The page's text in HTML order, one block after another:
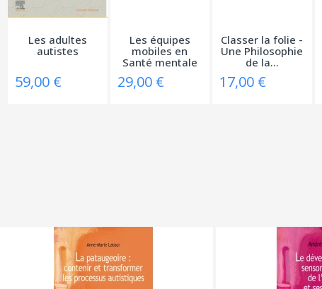
Les adultes
autistes
59,00 €
Les équipes
mobiles en
Santé mentale
29,00 €
Classer la folie -
Une Philosophie
de la...
17,00 €